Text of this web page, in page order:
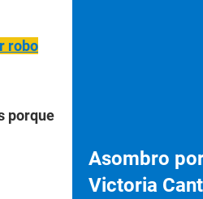
robo
porque
Asombro
Victoria